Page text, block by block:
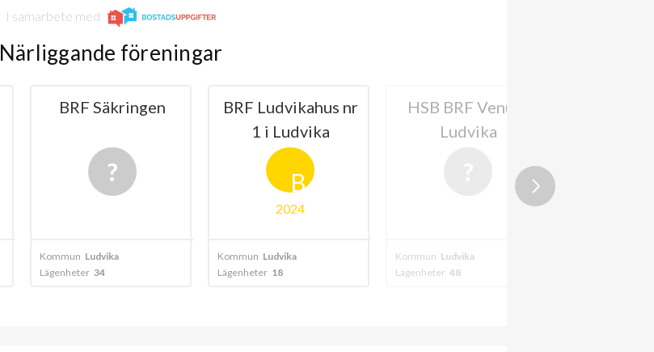
I samarbete med
Närliggande föreningar
BRF Säkringen
Kommun Ludvika
Lägenheter 34
BRF Ludvikahus nr
1 i Ludvika
B
2024
Kommun Ludvika
Lägenheter 18
HSB BRF Venus i
Ludvika
Kommun Ludvika
Lägenheter 48